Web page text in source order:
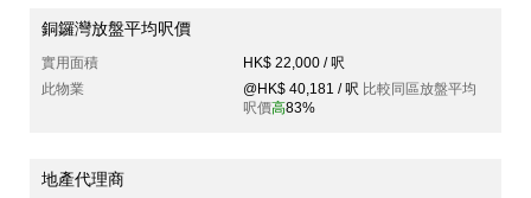
銅鑼灣放盤平均呎價
實用面積
HK$ 22,000 / 呎
此物業
@HK$ 40,181 / 呎 比較同區放盤平均
呎價高83%
地產代理商